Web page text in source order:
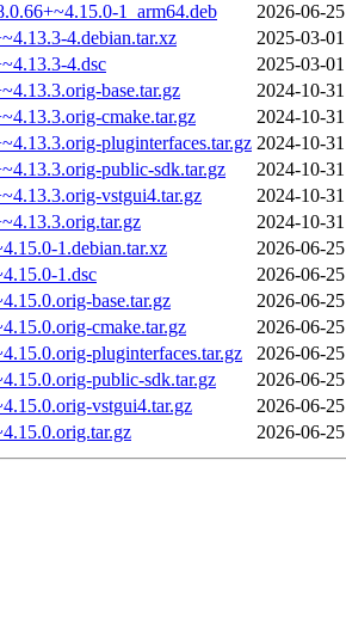
1_arm64.deb
2026-06-
4.debian.tar.xz
2025-03-
4.dsc
2025-03-
base.tar.gz
2024-10-
cmake.tar.gz
2024-10-
pluginterfaces.tar.gz 2024-10-
public-sdk.tar.gz
2024-10-
vstgui4.tar.gz
2024-10-
2024-10-
1.debian.tar.xz
2026-06-
1.dsc
2026-06-
base.tar.gz
2026-06-
cmake.tar.gz
2026-06-
pluginterfaces.tar.gz
2026-06-
public-sdk.tar.gz
2026-06-
vstgui4.tar.gz
2026-06-
2026-06-